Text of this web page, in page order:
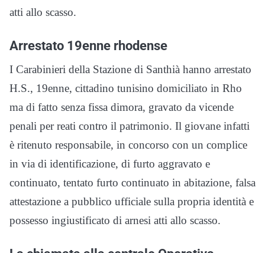
atti allo scasso.
Arrestato 19enne rhodense
I Carabinieri della Stazione di Santhià hanno arrestato
H.S., 19enne, cittadino tunisino domiciliato in Rho
ma di fatto senza fissa dimora, gravato da vicende
penali per reati contro il patrimonio. Il giovane infatti
è ritenuto responsabile, in concorso con un complice
in via di identificazione, di furto aggravato e
continuato, tentato furto continuato in abitazione, falsa
attestazione a pubblico ufficiale sulla propria identità e
possesso ingiustificato di arnesi atti allo scasso.